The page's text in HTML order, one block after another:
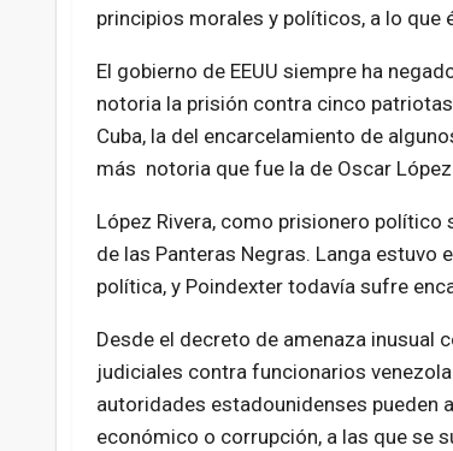
principios morales y políticos, a lo que
El gobierno de EEUU siempre ha
notoria la prisión contra cinco
Cuba, la del encarcelamiento de
más notoria que fue la de Oscar López
López Rivera, como prisionero político
de las Panteras Negras. Langa estuvo
política, y Poindexter todavía sufre
Desde el decreto de amenaza inusual
judiciales contra funcionarios
autoridades estadounidenses pueden
económico o corrupción, a las que se